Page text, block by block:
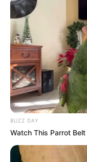
¡PAREN LAS
PASTOR QUE
AGÁRRENSE
VIENE EL CIELO
BUZZ DAY
Watch This Parrot